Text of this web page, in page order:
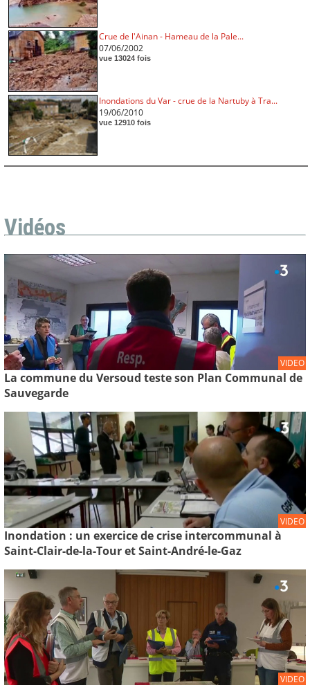
Crue de l'Ainan - Hameau de la Pale...
07/06/2002
vue 13024 fois
Inondations du Var - crue de la Nartuby à Tra...
19/06/2010
vue 12910 fois
Vidéos
VIDEO
La commune du Versoud teste son Plan Communal de
Sauvegarde
VIDEO
Inondation : un exercice de crise intercommunal à
Saint-Clair-de-la-Tour et Saint-André-le-Gaz
VIDEO